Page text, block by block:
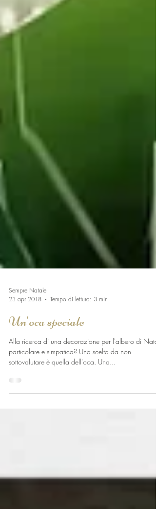
Sempre Natale
23 apr 2018
Tempo di lettura: 3 min
Un'oca speciale
Alla ricerca di una decorazione per l'albero di
particolare e simpatica? Una scelta da non